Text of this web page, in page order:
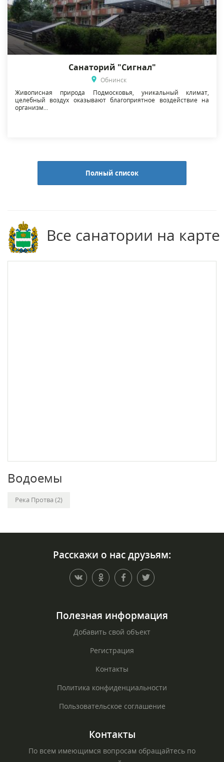
Санаторий "Сигнал"
Обнинск
Живописная природа Подмосковья, уникальный климат,
целебный воздух оказывают благоприятное воздействие на
организм...
Полный список
Все санатории на карте
Водоемы
Река Протва (2)
Расскажи о нас друзьям:
Полезная информация
Добавить свой объект
Регистрация
Контакты
Политика конфиденциальности
Пользовательское соглашение
Контакты
По всем имеющимся вопросам обращайтесь по